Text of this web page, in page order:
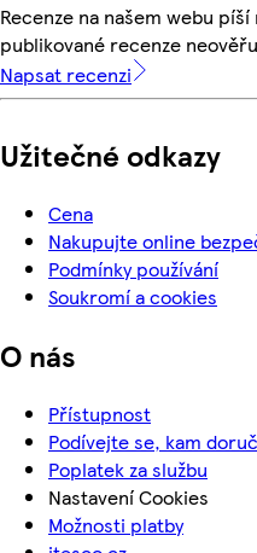
Recenze na našem webu
publikované recenze
Napsat recenzi
Užitečné odkazy
Cena
Nakupujte online
Podmínky používání
Soukromí a cookies
O nás
Přístupnost
Podívejte se, kam
Poplatek za službu
Nastavení Cookies
Možnosti platby